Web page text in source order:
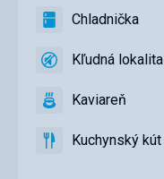
Chladnička
Chladnička
áno
KľudnáKľudná lokalita
áno
KaviareňKaviareň
áno
Kuchynský
Kuchynský kút
áno